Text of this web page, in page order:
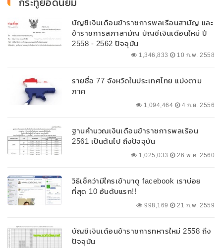
บัญชีเงินเดือนข้าราชการพลเรือนสามัญ และ
ข้าราชการสภาสามัญ บัญชีเงินเดือนใหม่ ปี
2558 - 2562 ปัจจุบัน
1,346,833 10 ก.พ. 2558
รายชื่อ 77 จังหวัดในประเทศไทย แบ่งตาม
ภาค
1,094,464 4 ก.ย. 2556
ฐานคำนวณเงินเดือนข้าราชการพลเรือน
2561 เป็นต้นไป ถึงปัจจุบัน
1,025,033 26 พ.ค. 2560
วิธีเช็คว่ามีใครเข้ามาดู facebook เราบ่อย
ที่สุด 10 อันดับแรก!!
998,169 21 ก.พ. 2559
บัญชีเงินเดือนข้าราชการทหารใหม่ 2558 ถึง
ปัจจุบัน